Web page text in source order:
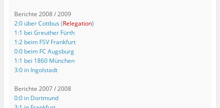
Berichte 2008 / 2009
2:0 über Cottbus (Relegation)
1:1 bei Greuther Fürth
1:2 beim FSV Frankfurt
0:0 beim FC Augsburg
1:1 bei 1860 München
3:0 in Ingolstadt
Berichte 2007 / 2008
0:0 in Dortmund